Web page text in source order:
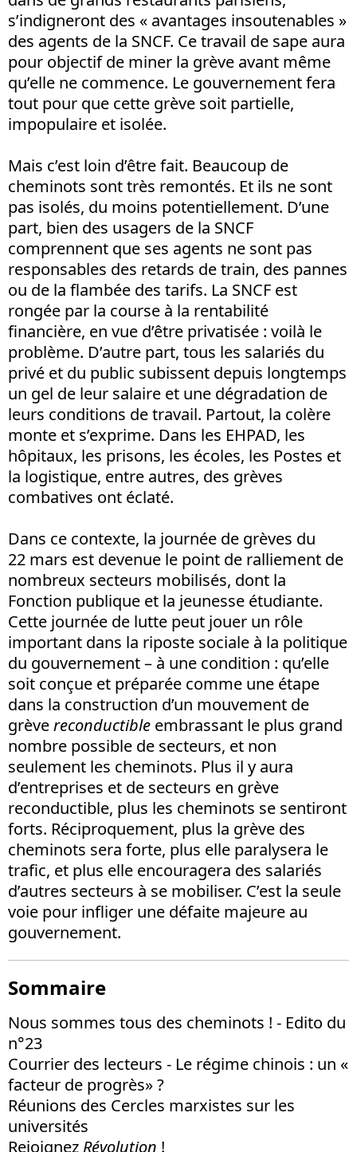
s’indigneront des « avantages insoutenables »
des agents de la SNCF. Ce travail de sape aura
pour objectif de miner la grève avant même
qu’elle ne commence. Le gouvernement fera
tout pour que cette grève soit partielle,
impopulaire et isolée.
Mais c’est loin d’être fait. Beaucoup de
cheminots sont très remontés. Et ils ne sont
pas isolés, du moins potentiellement. D’une
part, bien des usagers de la SNCF
comprennent que ses agents ne sont pas
responsables des retards de train, des pannes
ou de la flambée des tarifs. La SNCF est
rongée par la course à la rentabilité
financière, en vue d’être privatisée : voilà le
problème. D’autre part, tous les salariés du
privé et du public subissent depuis longtemps
un gel de leur salaire et une dégradation de
leurs conditions de travail. Partout, la colère
monte et s’exprime. Dans les EHPAD, les
hôpitaux, les prisons, les écoles, les Postes et
la logistique, entre autres, des grèves
combatives ont éclaté.
Dans ce contexte, la journée de grèves du
22 mars est devenue le point de ralliement de
nombreux secteurs mobilisés, dont la
Fonction publique et la jeunesse étudiante.
Cette journée de lutte peut jouer un rôle
important dans la riposte sociale à la politique
du gouvernement – à une condition : qu’elle
soit conçue et préparée comme une étape
dans la construction d’un mouvement de
grèvereconductible embrassant le plus grand
nombre possible de secteurs, et non
seulement les cheminots. Plus il y aura
d’entreprises et de secteurs en grève
reconductible, plus les cheminots se sentiront
forts. Réciproquement, plus la grève des
cheminots sera forte, plus elle paralysera le
trafic, et plus elle encouragera des salariés
d’autres secteurs à se mobiliser. C’est la seule
voie pour infliger une défaite majeure au
gouvernement.
Sommaire
Nous sommes tous des cheminots ! - Edito du
n°23
Courrier des lecteurs - Le régime chinois : un «
facteur de progrès» ?
Réunions des Cercles marxistes sur les
universités
Rejoignez Révolution !